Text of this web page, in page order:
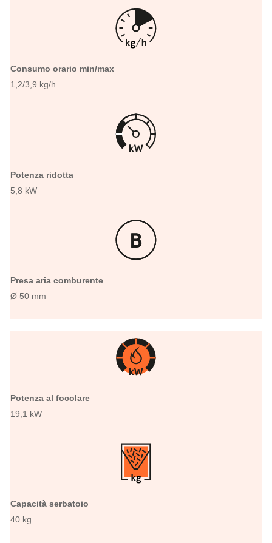
Consumo orario min/max
1,2/3,9 kg/h
Potenza ridotta
5,8 kW
Presa aria comburente
Ø 50 mm
Potenza al focolare
19,1 kW
Capacità serbatoio
40 kg